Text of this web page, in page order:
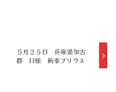
５月２５日 兵庫県加古
郡 H様 新車プリウス